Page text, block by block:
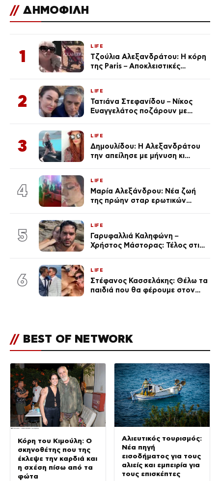
// ΔΗΜΟΦΙΛΗ
1
LIFE
Τζούλια Αλεξανδράτου: Η κόρη
της Paris – Αποκλειστικές
2
LIFE
Τατιάνα Στεφανίδου – Νίκος
Ευαγγελάτος ποζάρουν με
3
LIFE
Δημουλίδου: Η Αλεξανδράτου
την απείλησε με μήνυση κι
ποια είσαι σοκαρίστικα»
4
LIFE
Μαρία Αλεξάνδρου: Νέα ζωή
της πρώην σταρ ερωτικών
(Φωτογραφίες)
5
LIFE
Γαρυφαλλιά Καληφώνη –
Χρήστος Μάστορας: Τέλος στις
6
LIFE
Στέφανος Κασσελάκης: Θέλω τα
παιδιά που θα φέρουμε στον
// BEST OF NETWORK
Κόρη του Κιμούλη: Ο
σκηνοθέτης που της
έκλεψε την καρδιά και
η σχέση πίσω από τα
φώτα
Αλιευτικός τουρισμός:
Νέα πηγή
εισοδήματος για τους
αλιείς και εμπειρία για
τους επισκέπτες